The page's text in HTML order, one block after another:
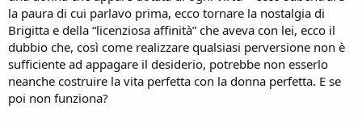
la paura di cui parlavo prima, ecco tornare la nostalgia di
Brigitta e della “licenziosa affinità” che aveva con lei, ecco il
dubbio che, così come realizzare qualsiasi perversione non è
sufficiente ad appagare il desiderio, potrebbe non esserlo
neanche costruire la vita perfetta con la donna perfetta. E se
poi non funziona?